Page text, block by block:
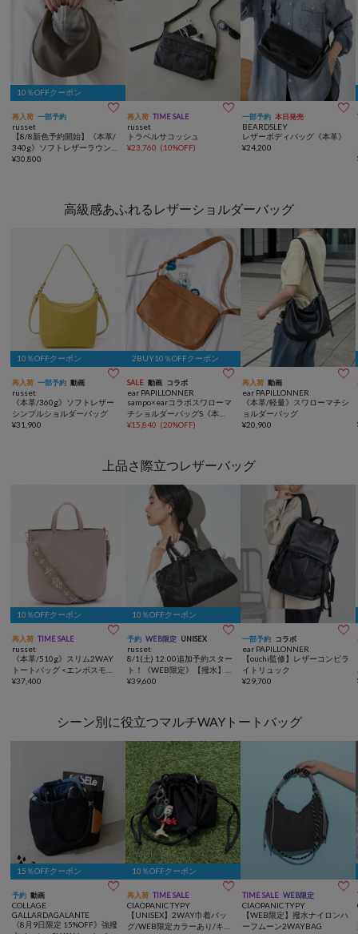
10％OFFクーポン
再入荷 一部予約 
russet
【8/8新色予約開始】《本革/
340g》ソフトレザーラウンド
ショルダーバッグ
¥30,800
再入荷 TIME SALE 
russet
トラベルサコッシュ
¥23,760 (10%OFF)
一部予約 本日発売 
BEARDSLEY
レザーボディバッグ《本革》
¥24,200
高級感あふれるレザーショルダーバッグ
10％OFFクーポン
再入荷 一部予約 動画 
russet
《本革/360g》ソフトレザー
シンプルショルダーバッグ
¥31,900
2BUY10％OFFクーポン
SALE 動画 コラボ 
ear PAPILLONNER
sampo×earコラボスワローマ
チショルダーバッグS《本
革》
¥15,840 (20%OFF)
再入荷 動画 
ear PAPILLONNER
《本革/軽量》スワローマチシ
ョルダーバッグ
¥20,900
上品さ際立つレザーバッグ
10％OFFクーポン
再入荷 TIME SALE 
russet
《本革/510g》スリム2WAY
トートバッグ <エンボスモノ
グラム>
¥37,400
10％OFFクーポン
予約 WEB限定 UNISEX 
russet
8/1(土) 12:00追加予約スター
ト！《WEB限定》【撥水】ク
ラウズナイロン2WAYボスト
¥39,600
一部予約 コラボ 
ear PAPILLONNER
【ouchi監修】レザーコンビラ
イトリュック
¥29,700
シーン別に役立つマルチWAYトートバッグ
15％OFFクーポン
予約 動画 
COLLAGE
GALLARDAGALANTE
《8月9日限定 15%OFF》強撥
10％OFFクーポン
再入荷 TIME SALE 
CIAOPANIC TYPY
【UNISEX】2WAY巾着バッ
グ/WEB限定カラーあり/キー
TIME SALE WEB限定 
CIAOPANIC TYPY
【WEB限定】撥水ナイロンハ
ーフムーン2WAYBAG